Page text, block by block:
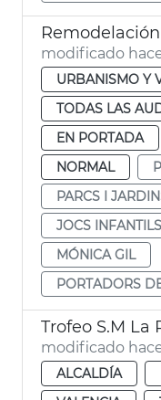
modificado
URBANISMO Y
TODAS LAS
EN PORTADA
NORMAL
PARCS I
JOCS INFANTILS
MÓNICA GIL
PORTADORS
Trofeo S.M La
modificado
ALCALDÍA